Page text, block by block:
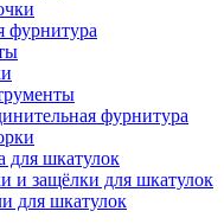
фурнитура
фурнитура
для шкатулок
и защёлки для шкатулок
для шкатулок